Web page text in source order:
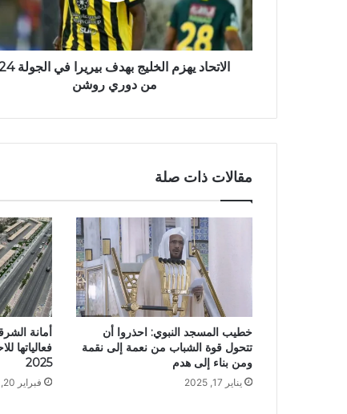
الاتحاد يهزم الخليج بهدف بيريرا
من دوري روشن
مقالات ذات صلة
خطيب المسجد النبوي: احذروا أن
تتحول قوة الشباب من نعمة إلى نقمة
ومن بناء إلى هدم
يناير 17, 2025
أمانة
فعالياتها
2025
فبراير 20, 2025